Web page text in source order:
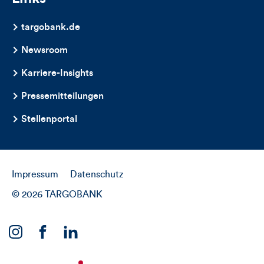
targobank.de
Newsroom
Karriere-Insights
Pressemitteilungen
Stellenportal
Impressum Datenschutz
© 2026 TARGOBANK